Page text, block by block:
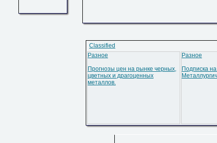
Classified
Разное
Прогнозы цен на рынке черных,
цветных и драгоценных
металлов.
Разное
Подписка